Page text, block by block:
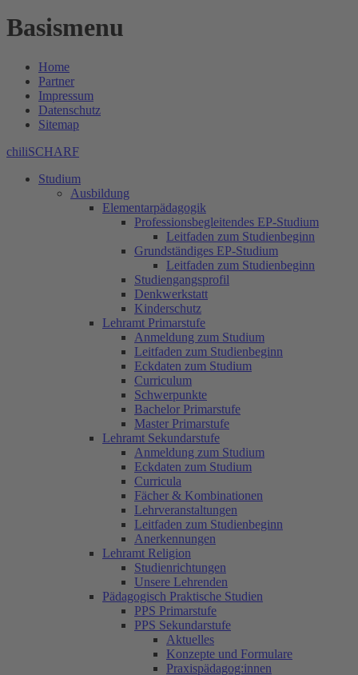
Basismenu
Home
Partner
Impressum
Datenschutz
Sitemap
chiliSCHARF
Studium
Ausbildung
Elementarpädagogik
Professionsbegleitendes EP-Studium
Leitfaden zum Studienbeginn
Grundständiges EP-Studium
Leitfaden zum Studienbeginn
Studiengangsprofil
Denkwerkstatt
Kinderschutz
Lehramt Primarstufe
Anmeldung zum Studium
Leitfaden zum Studienbeginn
Eckdaten zum Studium
Curriculum
Schwerpunkte
Bachelor Primarstufe
Master Primarstufe
Lehramt Sekundarstufe
Anmeldung zum Studium
Eckdaten zum Studium
Curricula
Fächer & Kombinationen
Lehrveranstaltungen
Leitfaden zum Studienbeginn
Anerkennungen
Lehramt Religion
Studienrichtungen
Unsere Lehrenden
Pädagogisch Praktische Studien
PPS Primarstufe
PPS Sekundarstufe
Aktuelles
Konzepte und Formulare
Praxispädagog:innen